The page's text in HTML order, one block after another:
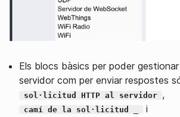
Els blocs bàsics per poder
servidor com per enviar respostes
sol·licitud HTTP al servidor ,
camí de la sol·licitud _ i